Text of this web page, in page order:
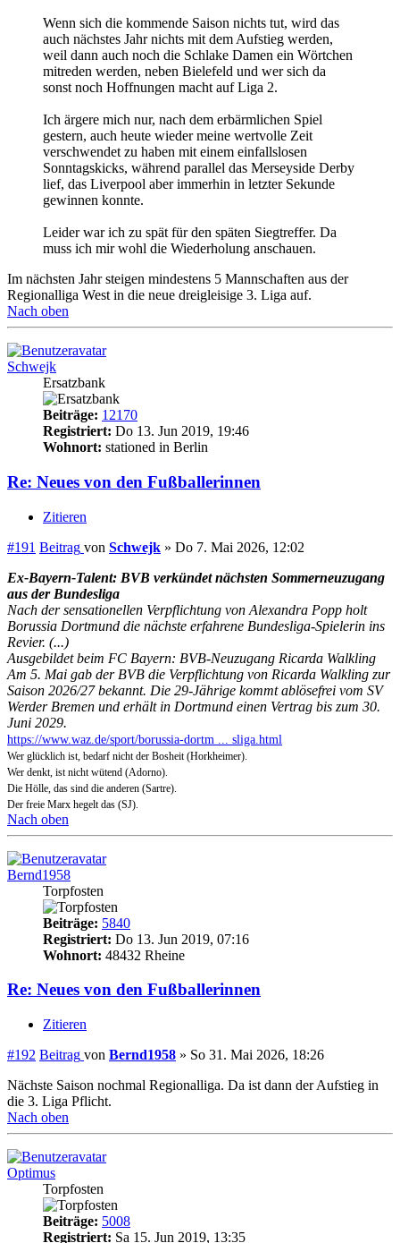
Wenn sich die kommende Saison nichts tut, wird das
auch nächstes Jahr nichts mit dem Aufstieg werden,
weil dann auch noch die Schlake Damen ein Wörtchen
mitreden werden, neben Bielefeld und wer sich da
sonst noch Hoffnungen macht auf Liga 2.
Ich ärgere mich nur, nach dem erbärmlichen Spiel
gestern, auch heute wieder meine wertvolle Zeit
verschwendet zu haben mit einem einfallslosen
Sonntagskicks, während parallel das Merseyside Derby
lief, das Liverpool aber immerhin in letzter Sekunde
gewinnen konnte.
Leider war ich zu spät für den späten Siegtreffer. Da
muss ich mir wohl die Wiederholung anschauen.
Im nächsten Jahr steigen mindestens 5 Mannschaften aus der
Regionalliga West in die neue dreigleisige 3. Liga auf.
Nach oben
Schwejk
Ersatzbank
Beiträge: 12170
Registriert: Do 13. Jun 2019, 19:46
Wohnort: stationed in Berlin
Re: Neues von den Fußballerinnen
Zitieren
#191 Beitrag von Schwejk » Do 7. Mai 2026, 12:02
Ex-Bayern-Talent: BVB verkündet nächsten Sommerneuzugang
aus der Bundesliga
Nach der sensationellen Verpflichtung von Alexandra Popp holt
Borussia Dortmund die nächste erfahrene Bundesliga-Spielerin ins
Revier. (...)
Ausgebildet beim FC Bayern: BVB-Neuzugang Ricarda Walkling
Am 5. Mai gab der BVB die Verpflichtung von Ricarda Walkling zur
Saison 2026/27 bekannt. Die 29-Jährige kommt ablösefrei vom SV
Werder Bremen und erhält in Dortmund einen Vertrag bis zum 30.
Juni 2029.
https://www.waz.de/sport/borussia-dortm ... sliga.html
Wer glücklich ist, bedarf nicht der Bosheit (Horkheimer).
Wer denkt, ist nicht wütend (Adorno).
Die Hölle, das sind die anderen (Sartre).
Der freie Marx hegelt das (SJ).
Nach oben
Bernd1958
Torpfosten
Beiträge: 5840
Registriert: Do 13. Jun 2019, 07:16
Wohnort: 48432 Rheine
Re: Neues von den Fußballerinnen
Zitieren
#192 Beitrag von Bernd1958 » So 31. Mai 2026, 18:26
Nächste Saison nochmal Regionalliga. Da ist dann der Aufstieg in
die 3. Liga Pflicht.
Nach oben
Optimus
Torpfosten
Beiträge: 5008
Registriert: Sa 15. Jun 2019, 13:35